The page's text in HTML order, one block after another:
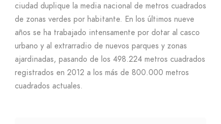
ciudad duplique la media nacional de metros cuadrados
de zonas verdes por habitante. En los últimos nueve
años se ha trabajado intensamente por dotar al casco
urbano y al extrarradio de nuevos parques y zonas
ajardinadas, pasando de los 498.224 metros cuadrados
registrados en 2012 a los más de 800.000 metros
cuadrados actuales.